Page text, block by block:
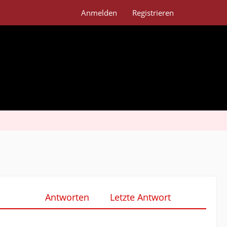
Anmelden Registrieren
Antworten Letzte Antwort